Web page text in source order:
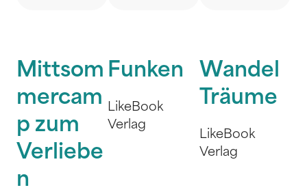
Mittsom
mercam
p zum
Verliebe
n
Funken
LikeBook
Verlag
Wandel
Träume
LikeBook
Verlag